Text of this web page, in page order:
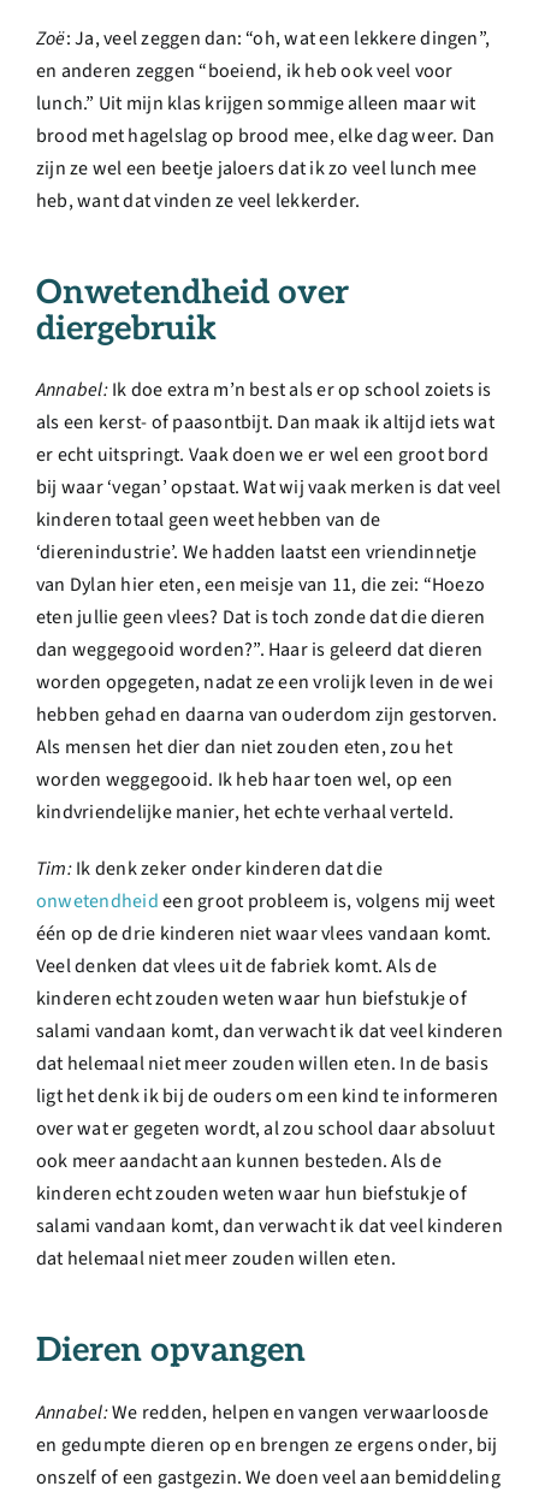
Zoë: Ja, veel zeggen dan: “oh, wat een lekkere dingen”,
en anderen zeggen “boeiend, ik heb ook veel voor
lunch.” Uit mijn klas krijgen sommige alleen maar wit
brood met hagelslag op brood mee, elke dag weer. Dan
zijn ze wel een beetje jaloers dat ik zo veel lunch mee
heb, want dat vinden ze veel lekkerder.
Onwetendheid over
diergebruik
Annabel:Ik doe extra m’n best als er op school zoiets is
als een kerst- of paasontbijt. Dan maak ik altijd iets wat
er echt uitspringt. Vaak doen we er wel een groot bord
bij waar ‘vegan’ opstaat. Wat wij vaak merken is dat veel
kinderen totaal geen weet hebben van de
‘dierenindustrie’. We hadden laatst een vriendinnetje
van Dylan hier eten, een meisje van 11, die zei: “Hoezo
eten jullie geen vlees? Dat is toch zonde dat die dieren
dan weggegooid worden?”. Haar is geleerd dat dieren
worden opgegeten, nadat ze een vrolijk leven in de wei
hebben gehad en daarna van ouderdom zijn gestorven.
Als mensen het dier dan niet zouden eten, zou het
worden weggegooid. Ik heb haar toen wel, op een
kindvriendelijke manier, het echte verhaal verteld.
Tim:Ik denk zeker onder kinderen dat die
onwetendheideen groot probleem is, volgens mij weet
één op de drie kinderen niet waar vlees vandaan komt.
Veel denken dat vlees uit de fabriek komt. Als de
kinderen echt zouden weten waar hun biefstukje of
salami vandaan komt, dan verwacht ik dat veel kinderen
dat helemaal niet meer zouden willen eten. In de basis
ligt het denk ik bij de ouders om een kind te informeren
over wat er gegeten wordt, al zou school daar absoluut
ook meer aandacht aan kunnen besteden. Als de
kinderen echt zouden weten waar hun biefstukje of
salami vandaan komt, dan verwacht ik dat veel kinderen
dat helemaal niet meer zouden willen eten.
Dieren opvangen
Annabel:We redden, helpen en vangen verwaarloosde
en gedumpte dieren op en brengen ze ergens onder, bij
onszelf of een gastgezin. We doen veel aan bemiddeling